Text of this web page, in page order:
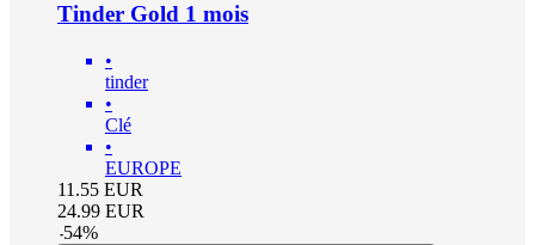
Tinder Gold 1 mois
•
tinder
•
Clé
•
EUROPE
11.55 EUR
24.99 EUR
-54%